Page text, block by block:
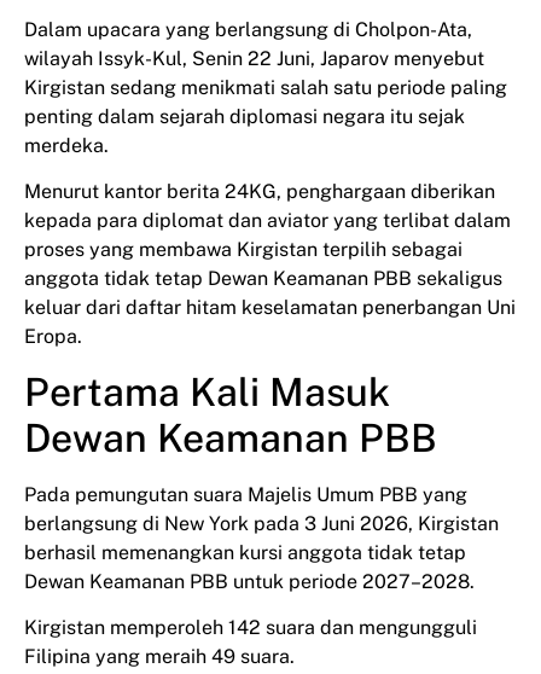
Dalam upacara yang berlangsung di Cholpon-Ata,
wilayah Issyk-Kul, Senin 22 Juni, Japarov menyebut
Kirgistan sedang menikmati salah satu periode paling
penting dalam sejarah diplomasi negara itu sejak
merdeka.
Menurut kantor berita 24KG, penghargaan diberikan
kepada para diplomat dan aviator yang terlibat dalam
proses yang membawa Kirgistan terpilih sebagai
anggota tidak tetap Dewan Keamanan PBB sekaligus
keluar dari daftar hitam keselamatan penerbangan Uni
Eropa.
Pertama Kali Masuk
Dewan Keamanan PBB
Pada pemungutan suara Majelis Umum PBB yang
berlangsung di New York pada 3 Juni 2026, Kirgistan
berhasil memenangkan kursi anggota tidak tetap
Dewan Keamanan PBB untuk periode 2027–2028.
Kirgistan memperoleh 142 suara dan mengungguli
Filipina yang meraih 49 suara.